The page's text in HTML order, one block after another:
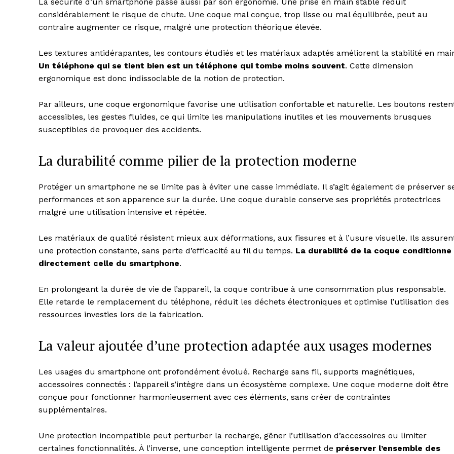
considérablement le risque de chute. Une coque mal conçue, trop lisse ou mal équilibrée, peut au
contraire augmenter ce risque, malgré une protection théorique élevée.
Les textures antidérapantes, les contours étudiés et les matériaux adaptés améliorent la stabilité en
Un téléphone qui se tient bien est un téléphone qui tombe moins souvent. Cette dimension
ergonomique est donc indissociable de la notion de protection.
Par ailleurs, une coque ergonomique favorise une utilisation confortable et naturelle. Les boutons
accessibles, les gestes fluides, ce qui limite les manipulations inutiles et les mouvements brusques
susceptibles de provoquer des accidents.
La durabilité comme pilier de la protection moderne
Protéger un smartphone ne se limite pas à éviter une casse immédiate. Il s’agit également de préserver
performances et son apparence sur la durée. Une coque durable conserve ses propriétés protectrices
malgré une utilisation intensive et répétée.
Les matériaux de qualité résistent mieux aux déformations, aux fissures et à l’usure visuelle. Ils
une protection constante, sans perte d’efficacité au fil du temps. La durabilité de la coque conditionne
directement celle du smartphone.
En prolongeant la durée de vie de l’appareil, la coque contribue à une consommation plus responsable.
Elle retarde le remplacement du téléphone, réduit les déchets électroniques et optimise l’utilisation des
ressources investies lors de la fabrication.
La valeur ajoutée d’une protection adaptée aux usages modernes
Les usages du smartphone ont profondément évolué. Recharge sans fil, supports magnétiques,
accessoires connectés : l’appareil s’intègre dans un écosystème complexe. Une coque moderne doit être
conçue pour fonctionner harmonieusement avec ces éléments, sans créer de contraintes
supplémentaires.
Une protection incompatible peut perturber la recharge, gêner l’utilisation d’accessoires ou limiter
certaines fonctionnalités. À l’inverse, une conception intelligente permet de préserver l’ensemble des